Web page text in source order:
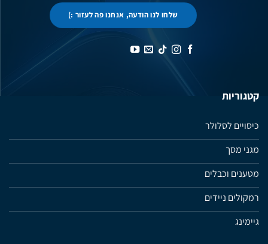
שלחו לנו הודעה, אנחנו פה לעזור :)
קטגוריות
כיסויים לסלולר
מגני מסך
מטענים וכבלים
רמקולים ניידים
גיימינג